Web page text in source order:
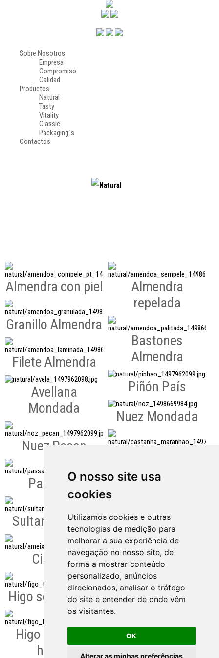
O nosso site usa
cookies
Utilizamos cookies e outras
tecnologias de medição para
melhorar a sua experiência de
navegação no nosso site, de
forma a mostrar conteúdo
personalizado, anúncios
direcionados, analisar o tráfego
do site e entender de onde vêm
os visitantes.
OK
Alterar as minhas preferências
Sobre Nosotros
Empresa
Compromiso
Calidad
Productos
Natural
Tasty
Vitality
Classic
Packaging´s
Contactos
Almendra con piel
Almendra
repelada
Granillo Almendra
Bastones
Almendra
Filete Almendra
Piñón País
Avellana
Mondada
Nuez Mondada
Nuez Pecan
Mondados
Pasa Uva
Sultana Dorada
Orejones
Ciruelas
Dátiles
Higo seco Torres
Higo seco con
harina